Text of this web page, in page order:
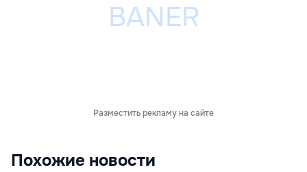
Разместить рекламу на сайте
Похожие новости